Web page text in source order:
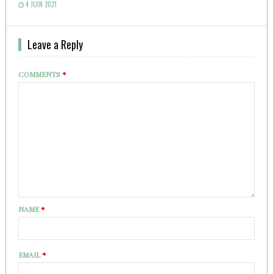
4 JUIN 2021
Leave a Reply
COMMENTS*
NAME*
EMAIL*